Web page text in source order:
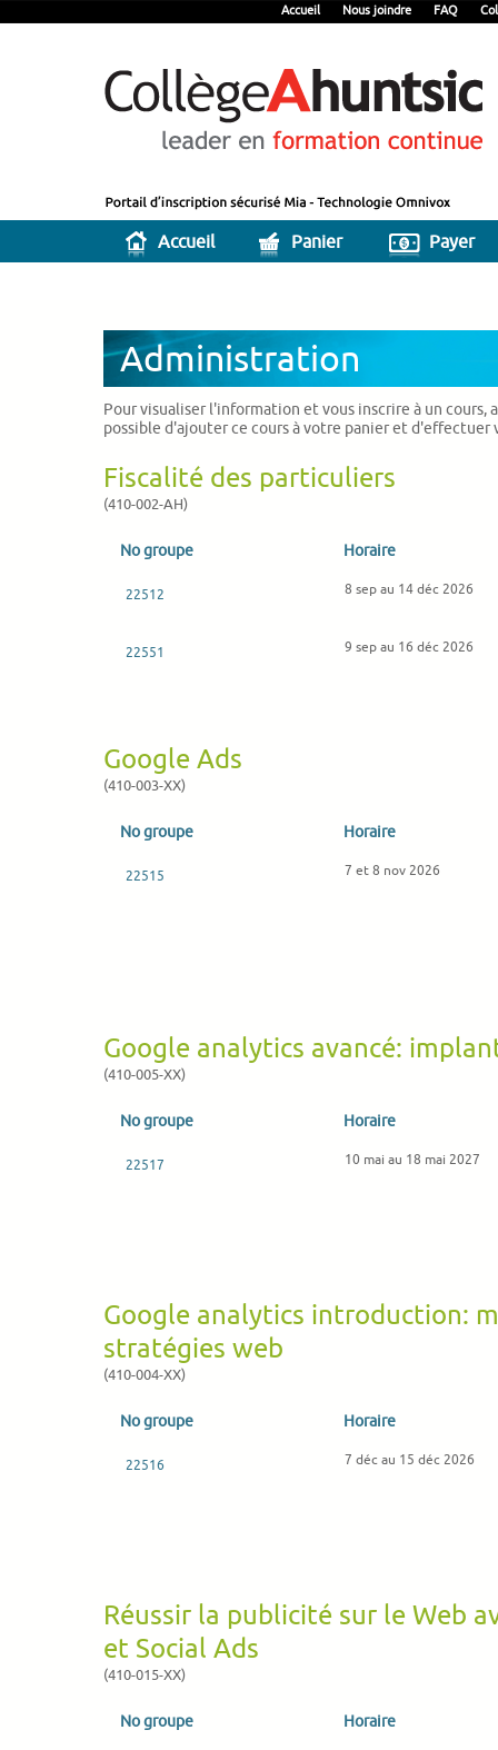
Accueil Nous joindre FAQ
Accueil Panier Payer
Administration
Pour visualiser l'information et vous inscrire à un cours,
possible d'ajouter ce cours à votre panier et d'effectuer
Fiscalité des particuliers
(410-002-AH)
No groupe Horaire
22512 8 sep au 14 déc 2026
22551 9 sep au 16 déc 2026
Google Ads
(410-003-XX)
No groupe Horaire
22515 7 et 8 nov 2026
Google analytics avancé:
(410-005-XX)
No groupe Horaire
22517 10 mai au 18 mai 2027
Google analytics introduction:
stratégies web
(410-004-XX)
No groupe Horaire
22516 7 déc au 15 déc 2026
Réussir la publicité sur le Web
et Social Ads
(410-015-XX)
No groupe Horaire